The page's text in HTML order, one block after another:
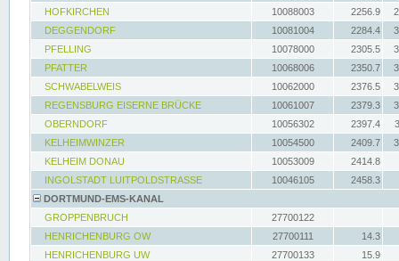
HOFKIRCHEN
10088003 2256.9
DEGGENDORF
10081004 2284.4
PFELLING
10078000 2305.5
PFATTER
10068006 2350.7
SCHWABELWEIS
10062000 2376.5
REGENSBURG EISERNE BRÜCKE
10061007 2379.3
OBERNDORF
10056302 2397.4
KELHEIMWINZER
10054500 2409.7
KELHEIM DONAU
10053009
2414.8
INGOLSTADT LUITPOLDSTRASSE
10046105
2458.3
DORTMUND-EMS-KANAL
GROPPENBRUCH
27700122
HENRICHENBURG OW
27700111
14.3
HENRICHENBURG UW
27700133
15.9